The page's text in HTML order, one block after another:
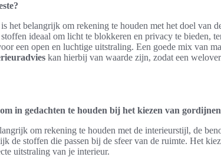
is het belangrijk om rekening te houden met het doel van
ideaal om licht te blokkeren en privacy te bieden,
een open en luchtige uitstraling. Een goede mix van
kan hierbij van waarde zijn, zodat een
in gedachten te houden bij het kiezen van
om rekening te houden met de interieurstijl, de
de stoffen die passen bij de sfeer van de ruimte. Het
uitstraling van je interieur.